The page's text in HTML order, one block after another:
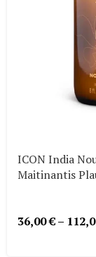
ICON India
Maitinantis
36,00€–